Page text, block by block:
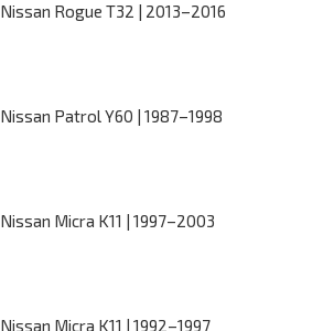
Nissan Rogue T32 | 2013–2016
Nissan Patrol Y60 | 1987–1998
Nissan Micra K11 | 1997–2003
Nissan Micra K11 | 1992–1997